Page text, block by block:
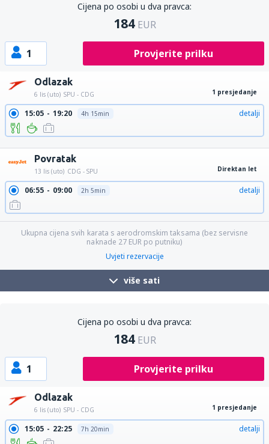
Cijena po osobi u dva pravca:
184 EUR
1 Provjerite prilku
Odlazak
6 lis (uto) SPU - CDG 1 presjedanje
15:05 19:20 4h 15min detalji
Povratak
13 lis (uto) CDG - SPU Direktan let
06:55 09:00 2h 5min detalji
Ukupna cijena svih karata s aerodromskim taksama (bez servisne
naknade 27 EUR po putniku)
Uvjeti rezervacije
više sati
Cijena po osobi u dva pravca:
184 EUR
1 Provjerite prilku
Odlazak
6 lis (uto) SPU - CDG 1 presjedanje
15:05 22:25 7h 20min detalji